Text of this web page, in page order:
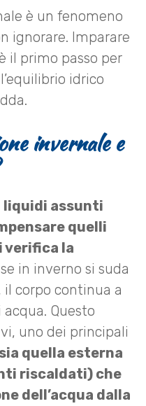
è un fenomeno
ignorare. Imparare
il primo passo per
idrico
invernale e
liquidi assunti
quelli
verifica la
in inverno si suda
il corpo continua a
Questo
uno dei principali
quella esterna
riscaldati) che
dell’acqua dalla